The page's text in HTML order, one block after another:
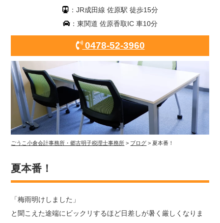
：JR成田線 佐原駅 徒歩15分
：東関道 佐原香取IC 車10分
0478-52-3960
ごうこ小倉会計事務所・郷古明子税理士事務所 > ブログ > 夏本番！
夏本番！
「梅雨明けしました」
と聞こえた途端にビックリするほど日差しが暑く厳しくなりま